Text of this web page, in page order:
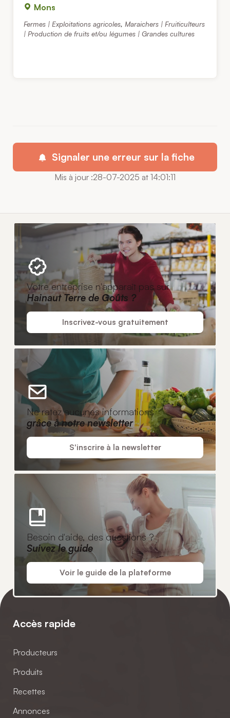
Mons
Fermes | Exploitations agricoles, Maraichers | Fruiticulteurs
| Production de fruits et/ou légumes | Grandes cultures
Signaler une erreur sur la fiche
Mis à jour :28-07-2025 at 14:01:11
Votre entreprise n'apparaît pas sur
Hainaut Terre de Goûts ?
Inscrivez-vous gratuitement
Ne ratez aucunes informations
grâce à notre newsletter
S'inscrire à la newsletter
Besoin d'aide, des questions ?
Suivez le guide
Voir le guide de la plateforme
Accès rapide
Producteurs
Produits
Recettes
Annonces